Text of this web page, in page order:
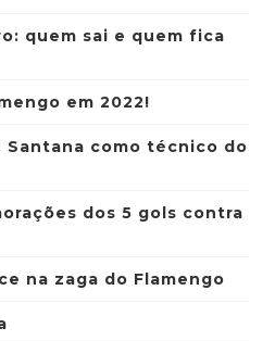
quem sai e quem fica
em 2022!
Santana como técnico do
dos 5 gols contra
na zaga do Flamengo